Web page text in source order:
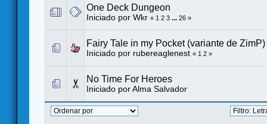
One Deck Dungeon
Iniciado por Wkr « 1 2 3 ... 26 »
Fairy Tale in my Pocket (variante de ZimP)
Iniciado por rubereaglenest « 1 2 »
No Time For Heroes
Iniciado por Alma Salvador